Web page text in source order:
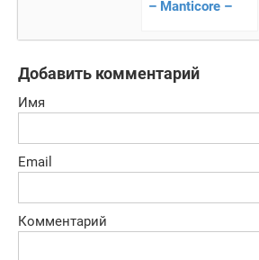
– Manticore –
путешествие
Добавить комментарий
Имя
Email
Комментарий